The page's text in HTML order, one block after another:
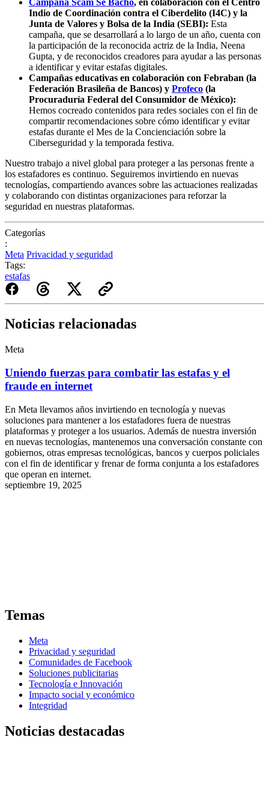
Indio de Coordinación contra el Ciberdelito (I4C) y la
Junta de Valores y Bolsa de la India (SEBI): Esta
campaña, que se desarrollará a lo largo de un año, cuenta con
la participación de la reconocida actriz de la India, Neena
Gupta, y de reconocidos creadores para ayudar a las personas
a identificar y evitar estafas digitales.
Campañas educativas en colaboración con Febraban (la
Federación Brasileña de Bancos) y Profeco (la
Procuraduría Federal del Consumidor de México):
Hemos cocreado contenidos para redes sociales con el fin de
compartir recomendaciones sobre cómo identificar y evitar
estafas durante el Mes de la Concienciación sobre la
Ciberseguridad y la temporada festiva.
Nuestro trabajo a nivel global para proteger a las personas frente a
los estafadores es continuo. Seguiremos invirtiendo en nuevas
tecnologías, compartiendo avances sobre las actuaciones realizadas
y colaborando con distintas organizaciones para reforzar la
seguridad en nuestras plataformas.
Categorías
:
Meta Privacidad y seguridad
Tags:
estafas
Noticias relacionadas
Meta
Uniendo fuerzas para combatir las estafas y el
fraude en internet
En Meta llevamos años invirtiendo en tecnología y nuevas
soluciones para mantener a los estafadores fuera de nuestras
plataformas y proteger a los usuarios. Además de nuestra inversión
en nuevas tecnologías, mantenemos una conversación constante con
gobiernos, otras empresas tecnológicas, bancos y cuerpos policiales
con el fin de identificar y frenar de forma conjunta a los estafadores
que operan en internet.
septiembre 19, 2025
Temas
Meta
Privacidad y seguridad
Comunidades de Facebook
Soluciones publicitarias
Tecnología e Innovación
Impacto social y económico
Integridad
Noticias destacadas